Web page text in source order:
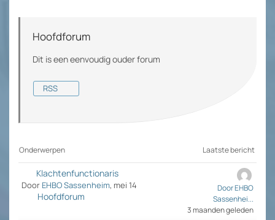
Hoofdforum
Dit is een eenvoudig ouder forum
RSS
Onderwerpen Laatste bericht
Klachtenfunctionaris
Door EHBO Sassenheim, mei 14
Hoofdforum
Door EHBO
Sassenhei...
3 maanden geleden